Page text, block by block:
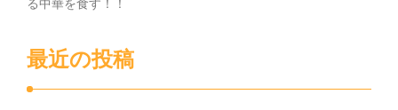
る中華を食す！！
最近の投稿